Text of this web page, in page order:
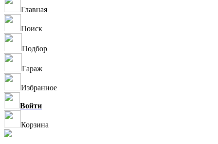
Главная
Поиск
Подбор
Гараж
Избранное
Войти
Корзина